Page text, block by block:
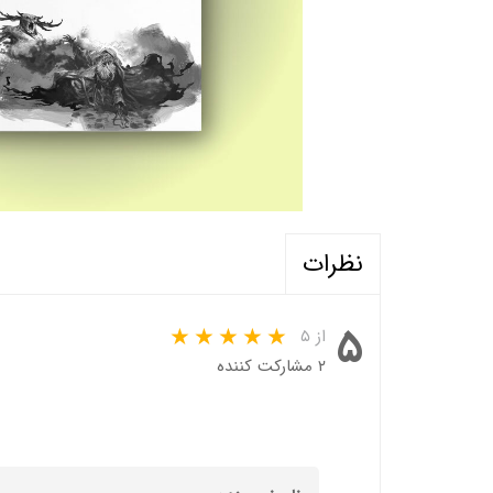
نظرات
۵ از ۵
۲ مشارکت کننده